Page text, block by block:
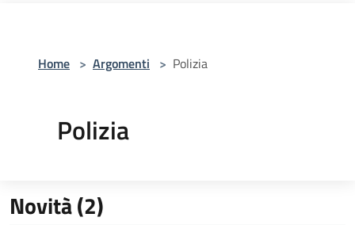
Home > Argomenti > Polizia
Polizia
Novità (2)